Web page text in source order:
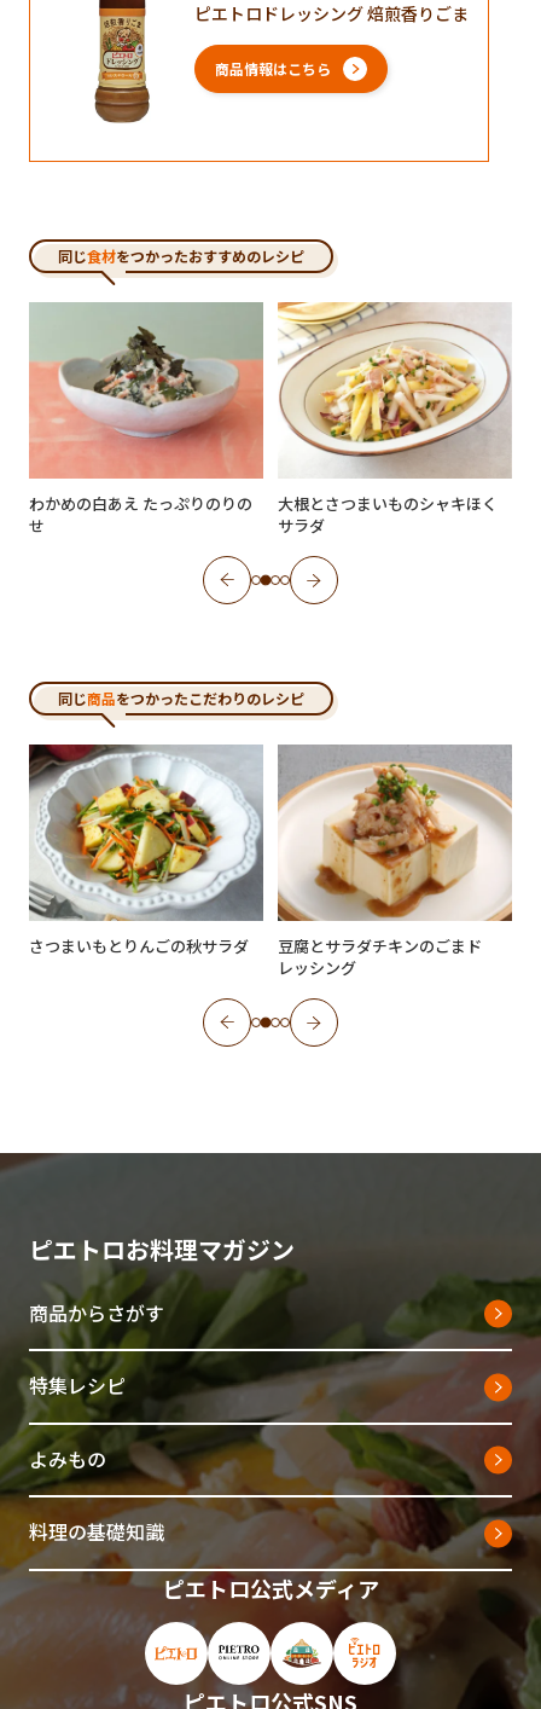
ピエトロドレッシング 焙煎香りごま
商品情報はこちら
同じ食材をつかったおすすめのレシピ
わかめの白あえ たっぷりのりの
せ
大根とさつまいものシャキほく
サラダ
同じ商品をつかったこだわりのレシピ
さつまいもとりんごの秋サラダ
豆腐とサラダチキンのごまド
レッシング
ピエトロお料理マガジン
商品からさがす
特集レシピ
よみもの
料理の基礎知識
ピエトロ公式メディア
ピエトロ公式サイト（新しいウィンドウで
ピエトロオンラインストア（新しい
ピエトロホームタウン（新
ピエトロラジオ（新
ピエトロ公式SNS